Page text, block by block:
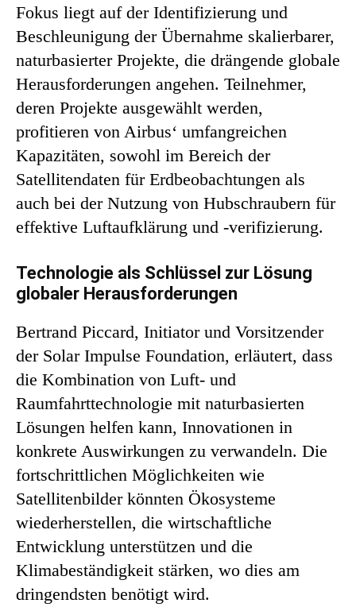
Fokus liegt auf der Identifizierung und
Beschleunigung der Übernahme skalierbarer,
naturbasierter Projekte, die drängende globale
Herausforderungen angehen. Teilnehmer,
deren Projekte ausgewählt werden,
profitieren von Airbus‘ umfangreichen
Kapazitäten, sowohl im Bereich der
Satellitendaten für Erdbeobachtungen als
auch bei der Nutzung von Hubschraubern für
effektive Luftaufklärung und -verifizierung.
Technologie als Schlüssel zur Lösung
globaler Herausforderungen
Bertrand Piccard, Initiator und Vorsitzender
der Solar Impulse Foundation, erläutert, dass
die Kombination von Luft- und
Raumfahrttechnologie mit naturbasierten
Lösungen helfen kann, Innovationen in
konkrete Auswirkungen zu verwandeln. Die
fortschrittlichen Möglichkeiten wie
Satellitenbilder könnten Ökosysteme
wiederherstellen, die wirtschaftliche
Entwicklung unterstützen und die
Klimabeständigkeit stärken, wo dies am
dringendsten benötigt wird.